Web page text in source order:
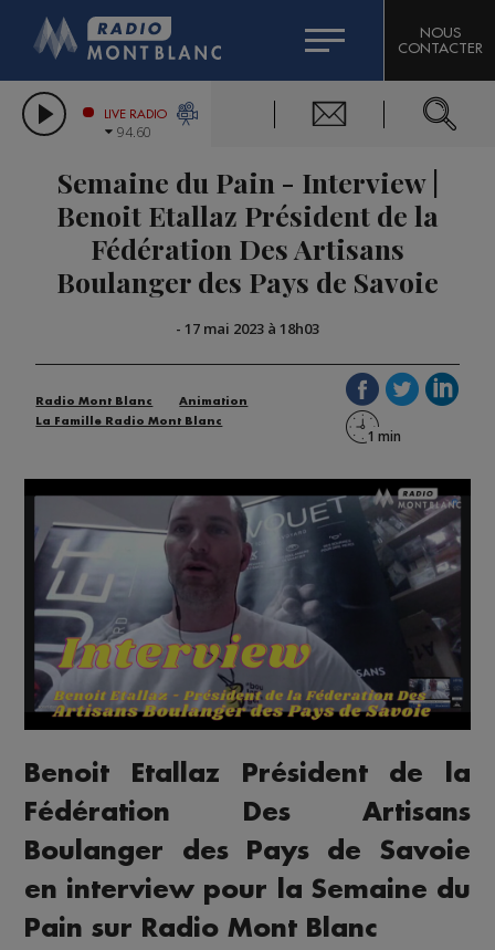
LES CHRONIQUES DE L'EXPERT
CITIZEN MACHINERY
GRAND MASSIF DOMAINES SKIABLES
BIGARD
COMPAGNIE DU MONT-BLANC
NOUS
CONTACTER
LIVE RADIO
94.60
Semaine du Pain - Interview |
Benoit Etallaz Président de la
Fédération Des Artisans
Boulanger des Pays de Savoie
- 17 mai 2023 à 18h03
Radio Mont Blanc
Animation
La Famille Radio Mont Blanc
Benoit Etallaz Président de la
Fédération Des Artisans
Boulanger des Pays de Savoie
en interview pour la Semaine du
Pain sur Radio Mont Blanc